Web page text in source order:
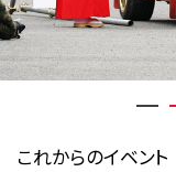
これからのイベント